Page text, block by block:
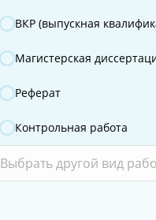
ВКР (выпускная
Магистерская
Реферат
Контрольная работа
Выбрать другой вид